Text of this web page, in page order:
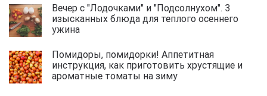
Вечер с "Лодочками" и "Подсолнухом". 3
изысканных блюда для теплого осеннего
ужина
Помидоры, помидорки! Аппетитная
инструкция, как приготовить хрустящие и
ароматные томаты на зиму